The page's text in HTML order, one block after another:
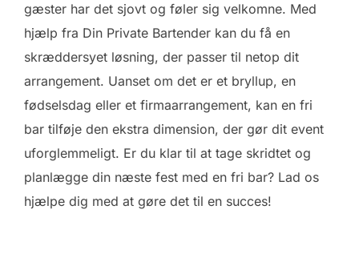
gæster har det sjovt og føler sig velkomne. Med
hjælp fra Din Private Bartender kan du få en
skræddersyet løsning, der passer til netop dit
arrangement. Uanset om det er et bryllup, en
fødselsdag eller et firmaarrangement, kan en fri
bar tilføje den ekstra dimension, der gør dit event
uforglemmeligt. Er du klar til at tage skridtet og
planlægge din næste fest med en fri bar? Lad os
hjælpe dig med at gøre det til en succes!